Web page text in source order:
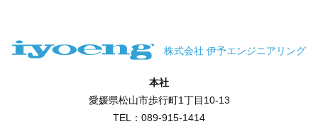
株式会社 伊予エンジニアリング
本社
愛媛県松山市歩行町1丁目10-13
TEL：089-915-1414